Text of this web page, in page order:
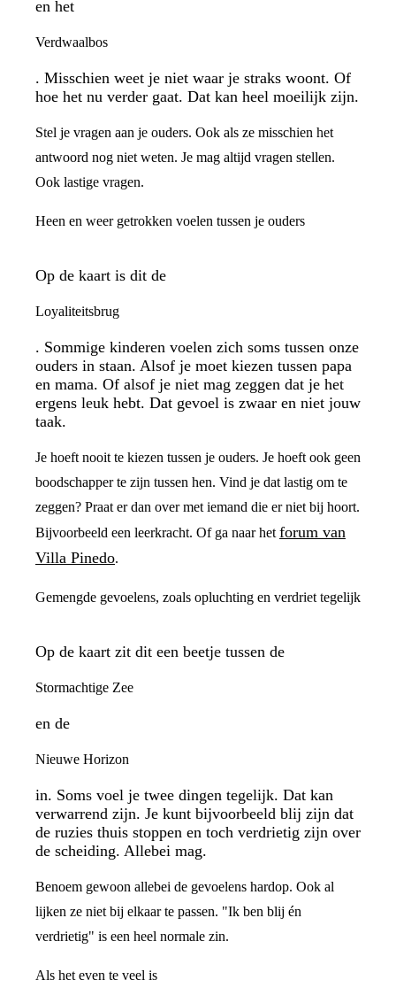
en het
Verdwaalbos
. Misschien weet je niet waar je straks woont. Of
hoe het nu verder gaat. Dat kan heel moeilijk zijn.
Stel je vragen aan je ouders. Ook als ze misschien het
antwoord nog niet weten. Je mag altijd vragen stellen.
Ook lastige vragen.
Heen en weer getrokken voelen tussen je ouders
Op de kaart is dit de
Loyaliteitsbrug
. Sommige kinderen voelen zich soms tussen onze
ouders in staan. Alsof je moet kiezen tussen papa
en mama. Of alsof je niet mag zeggen dat je het
ergens leuk hebt. Dat gevoel is zwaar en niet jouw
taak.
Je hoeft nooit te kiezen tussen je ouders. Je hoeft ook geen
boodschapper te zijn tussen hen. Vind je dat lastig om te
zeggen? Praat er dan over met iemand die er niet bij hoort.
Bijvoorbeeld een leerkracht. Of ga naar het forum van
Villa Pinedo.
Gemengde gevoelens, zoals opluchting en verdriet tegelijk
Op de kaart zit dit een beetje tussen de
Stormachtige Zee
en de
Nieuwe Horizon
in. Soms voel je twee dingen tegelijk. Dat kan
verwarrend zijn. Je kunt bijvoorbeeld blij zijn dat
de ruzies thuis stoppen en toch verdrietig zijn over
de scheiding. Allebei mag.
Benoem gewoon allebei de gevoelens hardop. Ook al
lijken ze niet bij elkaar te passen. "Ik ben blij én
verdrietig" is een heel normale zin.
Als het even te veel is